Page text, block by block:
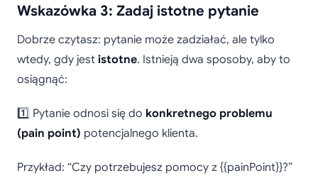
Wskazówka 3: Zadaj istotne pytanie
Dobrze czytasz: pytanie może zadziałać, ale tylko
wtedy, gdy jest istotne. Istnieją dwa sposoby, aby to
osiągnąć:
1️⃣ Pytanie odnosi się do konkretnego problemu
(pain point) potencjalnego klienta.
Przykład: “Czy potrzebujesz pomocy z {{painPoint}}?”